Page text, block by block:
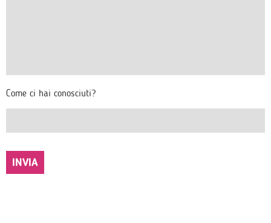
Come ci hai conosciuti?